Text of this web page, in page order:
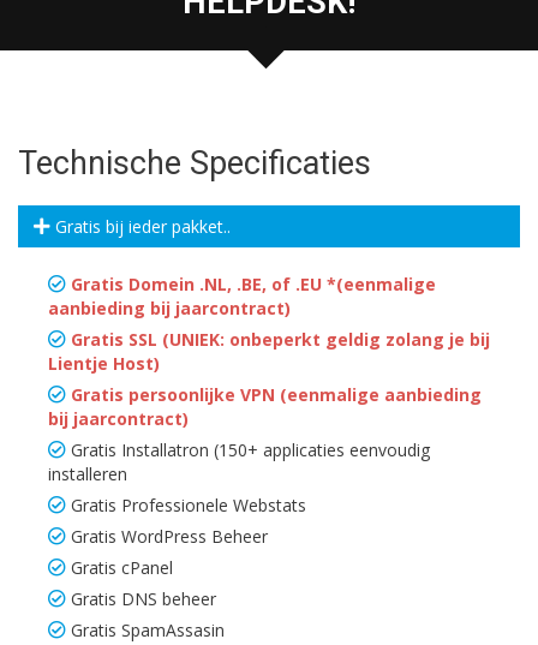
Technische Specificaties
Gratis bij ieder pakket..
Gratis Domein .NL, .BE, of .EU *(eenmalige
aanbieding bij jaarcontract)
Gratis SSL (UNIEK: onbeperkt geldig zolang je bij
Lientje Host)
Gratis persoonlijke VPN (eenmalige aanbieding
bij jaarcontract)
Gratis Installatron (150+ applicaties eenvoudig
installeren
Gratis Professionele Webstats
Gratis WordPress Beheer
Gratis cPanel
Gratis DNS beheer
Gratis SpamAssasin